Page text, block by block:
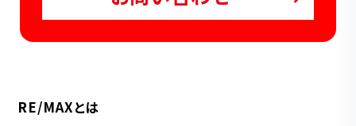
RE/MAXとは